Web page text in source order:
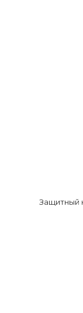
Защитный